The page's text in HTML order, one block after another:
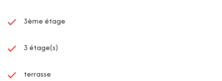
3ème étage
3 étage(s)
terrasse